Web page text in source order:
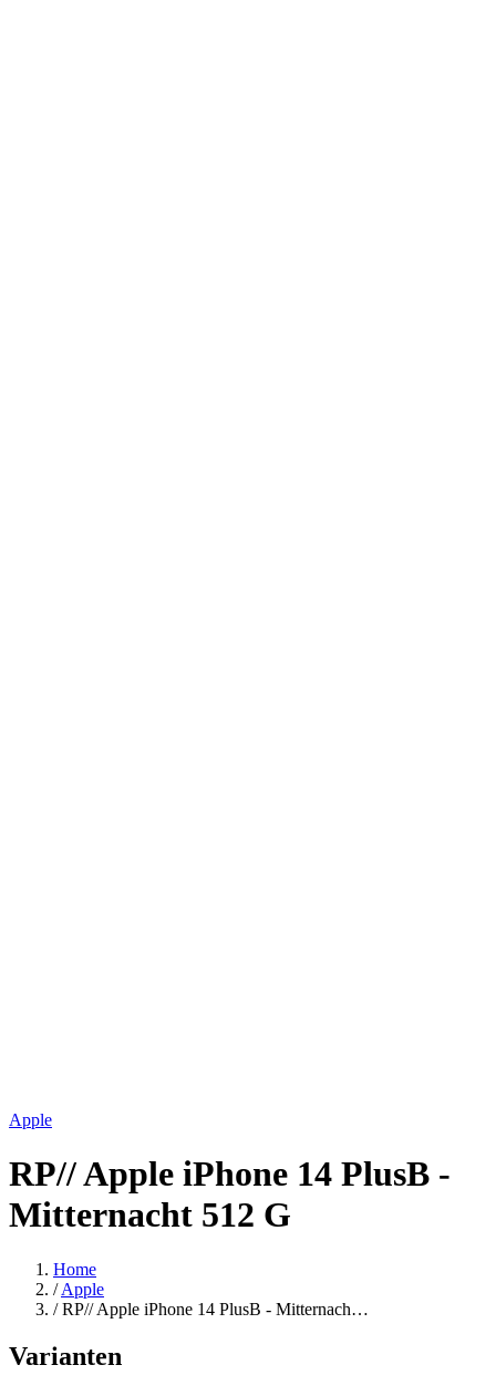
Apple
RP// Apple iPhone 14 PlusB -
Mitternacht 512 G
Home
/ Apple
/ RP// Apple iPhone 14 PlusB - Mitternach…
Varianten